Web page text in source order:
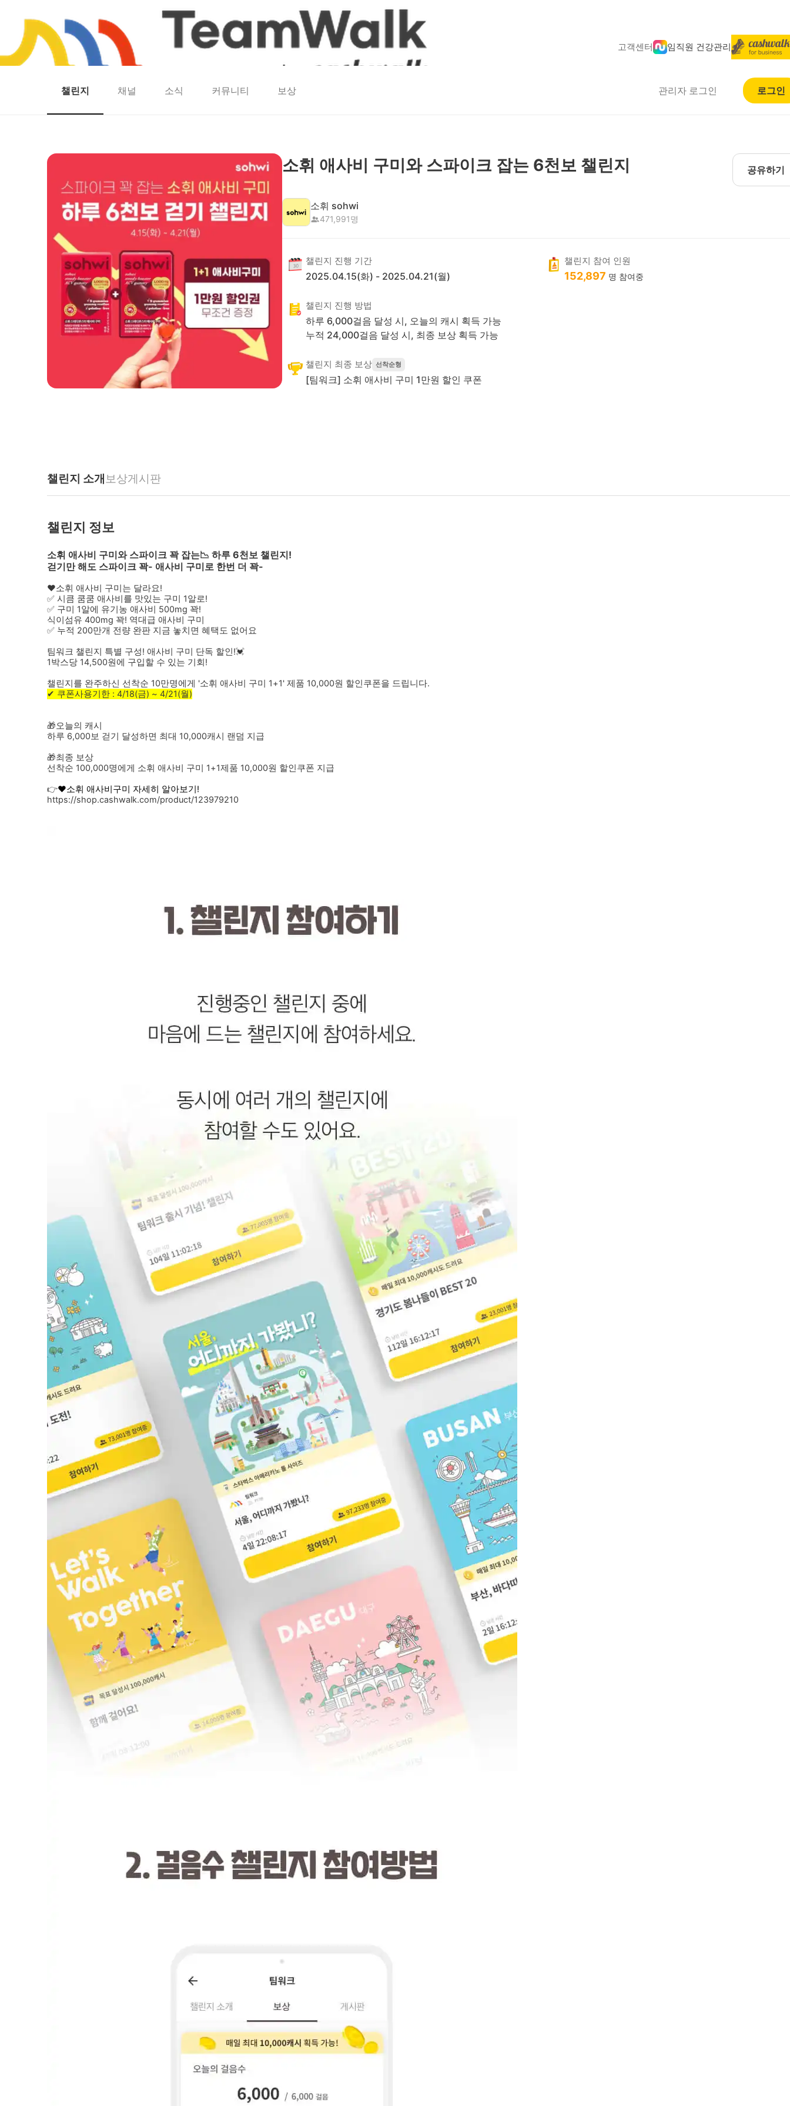
고객센터 임직원 건강관리
런마일 모두의챌린지 캐시로또 캐시딜
챌린지 채널 소식 커뮤니티 보상 관리자 로그인 로그인
소휘 애사비 구미와 스파이크 잡는 6천보 챌린지 공유하기
소휘 sohwi
471,991명
챌린지 진행 기간
2025.04.15(화) - 2025.04.21(월)
챌린지 참여 인원
152,897 명 참여중
챌린지 진행 방법
하루 6,000걸음 달성 시, 오늘의 캐시 획득 가능
누적 24,000걸음 달성 시, 최종 보상 획득 가능
챌린지 최종 보상 선착순형
[팀워크] 소휘 애사비 구미 1만원 할인 쿠폰
챌린지 소개 보상게시판
챌린지 정보
소휘 애사비 구미와 스파이크 꽉 잡는📉 하루 6천보 챌린지!
걷기만 해도 스파이크 꽉- 애사비 구미로 한번 더 꽉-
❤소휘 애사비 구미는 달라요!
✅ 시큼 쿰쿰 애사비를 맛있는 구미 1알로!
✅ 구미 1알에 유기농 애사비 500mg 꽉!
식이섬유 400mg 꽉! 역대급 애사비 구미
✅ 누적 200만개 전량 완판 지금 놓치면 혜택도 없어요
팀워크 챌린지 특별 구성! 애사비 구미 단독 할인!💓
1박스당 14,500원에 구입할 수 있는 기회!
챌린지를 완주하신 선착순 10만명에게 '소휘 애사비 구미 1+1' 제품 10,000원 할인쿠폰을 드립니다.
✔ 쿠폰사용기한 : 4/18(금) ~ 4/21(월)
🎁오늘의 캐시
하루 6,000보 걷기 달성하면 최대 10,000캐시 랜덤 지급
🎁최종 보상
선착순 100,000명에게 소휘 애사비 구미 1+1제품 10,000원 할인쿠폰 지급
👉❤소휘 애사비구미 자세히 알아보기!
https://shop.cashwalk.com/product/123979210